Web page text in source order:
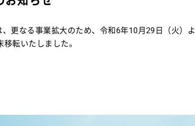
更なる事業拡大のため、令和6年10月29日（火）よ
転いたしました。